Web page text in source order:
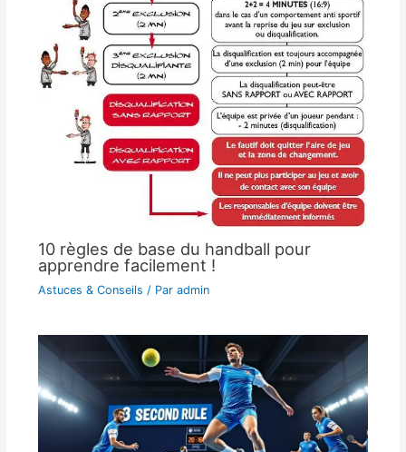
10 règles de base du handball pour
apprendre facilement !
Astuces & Conseils / Par admin